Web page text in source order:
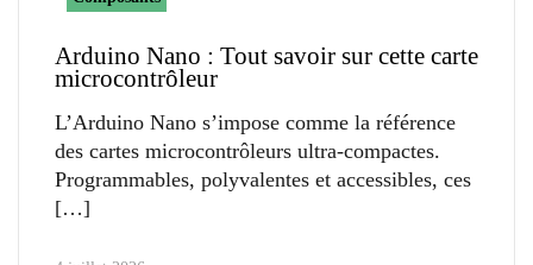
Arduino Nano : Tout savoir sur cette carte
microcontrôleur
L’Arduino Nano s’impose comme la référence
des cartes microcontrôleurs ultra-compactes.
Programmables, polyvalentes et accessibles, ces